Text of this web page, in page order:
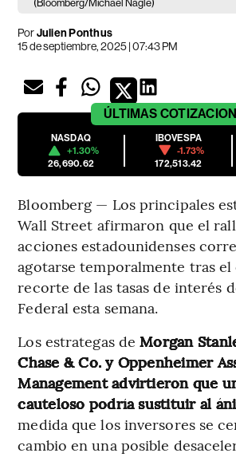
(Bloomberg/Michael Nagle)
PorJulien Ponthus
15 de septiembre, 2025 | 07:43 PM
ÚLTIMAS
NASDAQ
+1.30%
26,690.62
IBOVESPA
-1.73%
172,513.42
Bloomberg — Los principales
Wall Street afirmaron que el
acciones estadounidenses
agotarse temporalmente tras el
recorte de las tasas de interés
Federal esta semana.
Los estrategas deMorgan
Chase & Co. y Oppenheimer
Management advirtieron que
cauteloso podría sustituir al
medida que los inversores se
cambio en una posible